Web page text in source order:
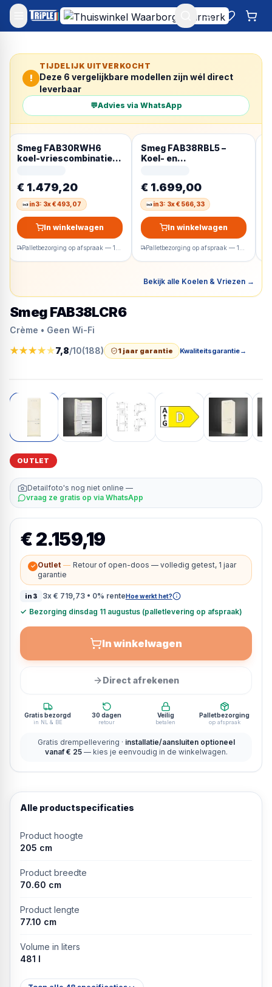
Mijn account
!
TIJDELIJK UITVERKOCHT
Deze 6 vergelijkbare modellen zijn wél direct
leverbaar
💬Advies via WhatsApp
Smeg FAB30RWH6
koel-vriescombinatie
€ 1.479,20
in3: 3x € 493,07
In winkelwagen
Smeg FAB38RBL5 –
Koel- en
Zwart
€ 1.699,00
in3: 3x € 566,33
In winkelwagen
Bekijk alle Koelen & Vriezen →
Smeg FAB38LCR6
Crème • Geen Wi-Fi
★★★★★7,8/10(188) 1 jaar garantie Kwaliteitsgarantie→
OUTLET
Detailfoto's nog niet online —
vraag ze gratis op via WhatsApp
€ 2.159,19
✓ Outlet — Retour of open-doos — volledig getest, 1 jaar
garantie
in3 3x € 719,73• 0% renteHoe werkt het?
✓ Bezorging dinsdag 11 augustus (palletlevering op afspraak)
In winkelwagen
Direct afrekenen
Gratis bezorgd
in NL & BE
30 dagen
retour
Veilig
betalen
Palletbezorging
op afspraak
Gratis drempellevering · installatie/aansluiten optioneel
vanaf € 25 — kies je eenvoudig in de winkelwagen.
Alle productspecificaties
Product hoogte
205 cm
Product breedte
70.60 cm
Product lengte
77.10 cm
Volume in liters
481 l